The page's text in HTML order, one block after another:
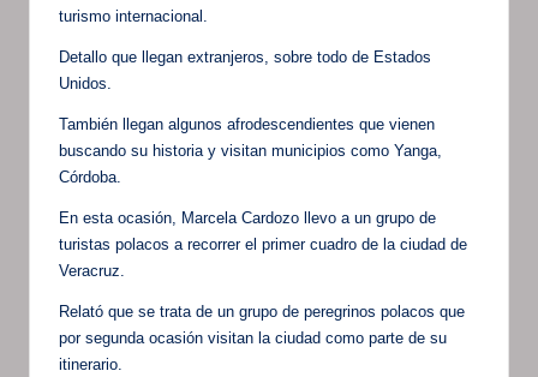
turismo internacional.
Detallo que llegan extranjeros, sobre todo de Estados
Unidos.
También llegan algunos afrodescendientes que vienen
buscando su historia y visitan municipios como Yanga,
Córdoba.
En esta ocasión, Marcela Cardozo llevo a un grupo de
turistas polacos a recorrer el primer cuadro de la ciudad de
Veracruz.
Relató que se trata de un grupo de peregrinos polacos que
por segunda ocasión visitan la ciudad como parte de su
itinerario.